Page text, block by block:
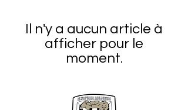
Il n'y a aucun article à
afficher pour le
moment.